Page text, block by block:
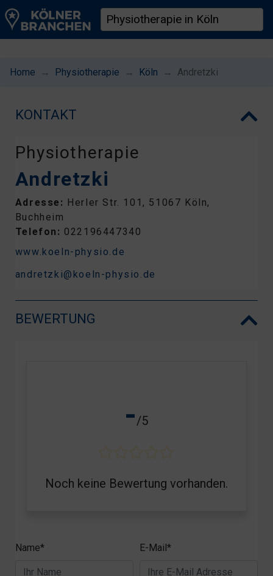
Home Physiotherapie Köln Andretzki
KONTAKT
Physiotherapie
Andretzki
Adresse: Herler Str. 101, 51067 Köln,
Buchheim
Telefon: 022196447340
www.koeln-physio.de
andretzki@koeln-physio.de
BEWERTUNG
-/5
Noch keine Bewertung vorhanden.
Name* E-Mail*